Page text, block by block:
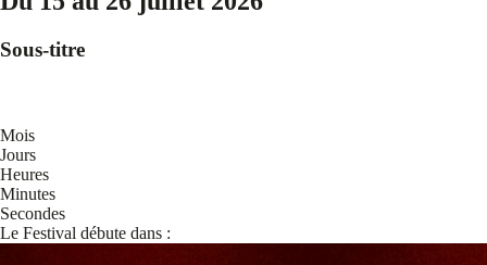
Sous-titre
Mois
Jours
Heures
Minutes
Secondes
Le Festival débute dans :